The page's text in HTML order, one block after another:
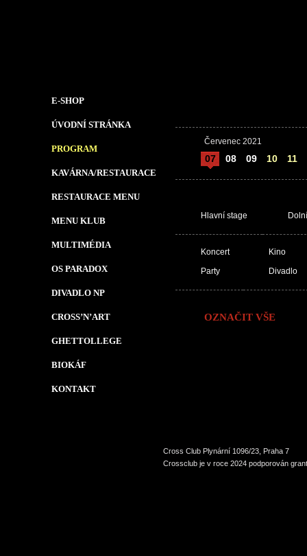
E-SHOP
ÚVODNÍ STRÁNKA
PROGRAM
KAVÁRNA/RESTAURACE
RESTAURACE MENU
MENU KLUB
MULTIMÉDIA
OS PARADOX
DIVADLO NP
CROSS’N’ART
GHETTOLLEGE
BIOKÁF
KONTAKT
Červenec 2021
07 08 09 10 11
Hlavní stage
Koncert
Party
Kino
Divadlo
OZNAČIT VŠE
Cross Club Plynární 1096/23, Praha 7
Crossclub je v roce 2024 podporován